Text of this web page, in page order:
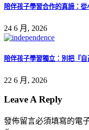
陪伴孩子學習合作的真諦：
24 6 月, 2026
陪伴孩子學習獨立：別把『
22 6 月, 2026
Leave A Reply
發佈留言必須填寫的電